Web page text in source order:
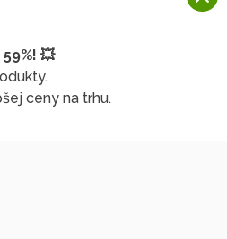
💥
ceny na trhu.
používame niekoľko kategórií